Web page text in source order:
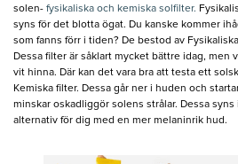
solen- fysikaliska och kemiska solfilter.
syns för det blotta ögat. Du kanske kommer
som fanns förr i tiden? De bestod av
Dessa filter är såklart mycket bättre idag, men
vit hinna. Där kan det vara bra att testa ett
Kemiska filter. Dessa går ner i huden och
minskar oskadliggör solens strålar. Dessa
alternativ för dig med en mer melaninrik hud.